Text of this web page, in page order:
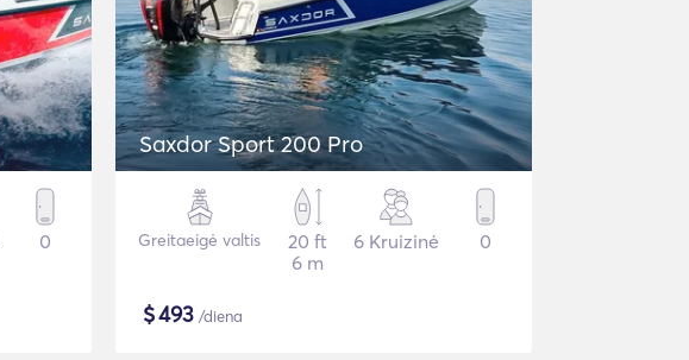
0
Saxdor Sport 200 Pro
Greitaeigė valtis
20 ft
6 m
6 Kruizinė 0
$493 /diena